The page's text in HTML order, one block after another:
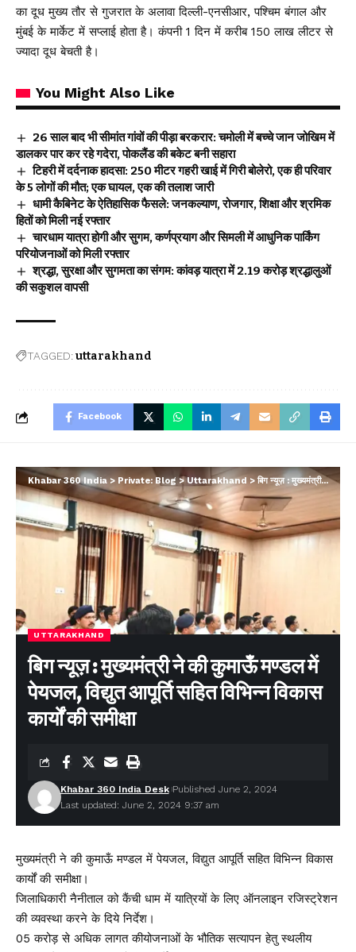
का दूध मुख्य तौर से गुजरात के अलावा दिल्ली-एनसीआर, पश्चिम बंगाल और
मुंबई के मार्केट में सप्लाई होता है। कंपनी 1 दिन में करीब 150 लाख लीटर से
ज्यादा दूध बेचती है।
You Might Also Like
26 साल बाद भी सीमांत गांवों की पीड़ा बरकरार: चमोली में बच्चे जान जोखिम में
डालकर पार कर रहे गदेरा, पोकलैंड की बकेट बनी सहारा
टिहरी में दर्दनाक हादसा: 250 मीटर गहरी खाई में गिरी बोलेरो, एक ही परिवार
के 5 लोगों की मौत; एक घायल, एक की तलाश जारी
धामी कैबिनेट के ऐतिहासिक फैसले: जनकल्याण, रोजगार, शिक्षा और श्रमिक
हितों को मिली नई रफ्तार
चारधाम यात्रा होगी और सुगम, कर्णप्रयाग और सिमली में आधुनिक पार्किंग
परियोजनाओं को मिली रफ्तार
श्रद्धा, सुरक्षा और सुगमता का संगम: कांवड़ यात्रा में 2.19 करोड़ श्रद्धालुओं
की सकुशल वापसी
TAGGED:uttarakhand
Facebook
Khabar 360 India> Private: Blog>Uttarakhand > बिग न्यूज़ : मुख्यमंत्री ने की कुमाऊँ मण्डल में पेयजल, विद्युत आपूर्ति सहित विभिन्न विकास कार्यों की समीक्षा
UTTARAKHAND
बिग न्यूज़ : मुख्यमंत्री ने की कुमाऊँ मण्डल में
पेयजल, विद्युत आपूर्ति सहित विभिन्न विकास
कार्यों की समीक्षा
Last updated: June 2, 2024 9:37 am
Khabar 360 India Desk Published June 2, 2024
मुख्यमंत्री ने की कुमाऊँ मण्डल में पेयजल, विद्युत आपूर्ति सहित विभिन्न विकास
कार्यों की समीक्षा।
जिलाधिकारी नैनीताल को कैंची धाम में यात्रियों के लिए ऑनलाइन रजिस्ट्रेशन
की व्यवस्था करने के दिये निर्देश।
05 करोड़ से अधिक लागत कीयोजनाओं के भौतिक सत्यापन हेतु स्थलीय